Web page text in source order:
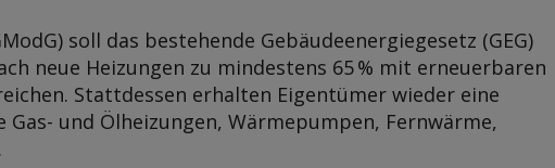
soll das bestehende Gebäudeenergiegesetz (GEG)
neue Heizungen zu mindestens 65 % mit erneuerbaren
Stattdessen erhalten Eigentümer wieder eine
und Ölheizungen, Wärmepumpen, Fernwärme,